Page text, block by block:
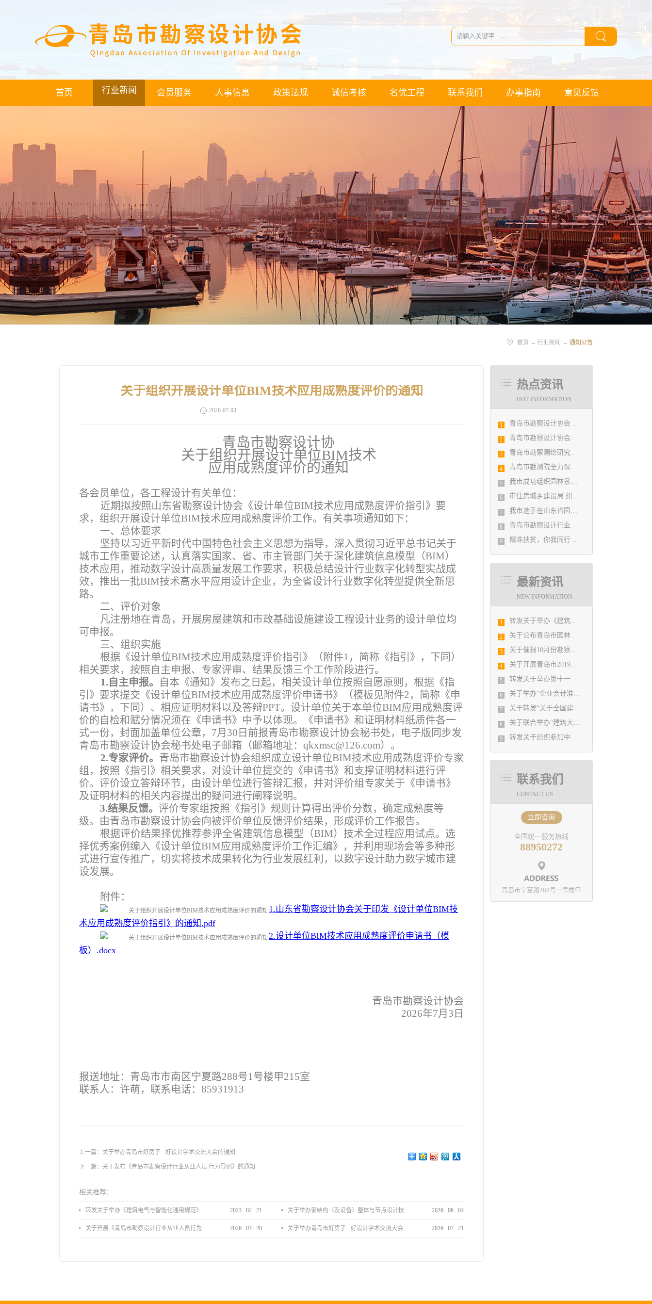
首页 行业新闻 会员服务 人事信息 政策法规 诚信考核 名优工程 联系我们 办事指南 意见反馈
首页 → 行业新闻 → 通知公告
热点资讯
HOT INFORMATION
1 青岛市勘察设计协会 第五届二次会员代表大会纪要
2 青岛市勘察设计协会党支部召开党史学习教育专题组织生活会
3 青岛市勘察测绘研究院参加第29届国际制图大会并荣获3项国际大奖
4 青岛市勘测院全力保障自然灾害普查区县级质检汇交工作
5 我市成功组织园林景观设计创意职业技能竞赛
6 市住房城乡建设局 组织设计人员能力提升培训会
7 我市选手在山东省园林景观设计创意职业技能竞赛中勇夺佳绩
8 青岛市勘察设计行业民事纠纷调解协调中心正式揭牌成立
9 精准扶贫，你我同行 ——协会荣获全市2018年度脱贫攻坚和扶贫协作先进集体
最新资讯
NEW INFORMATION
1 转发关于举办《建筑电气与智能化通用规范》 GB55024-2022公益宣贯的通知
2 关于公布青岛市园林景观设计创意职业技能选拔赛获奖结果的通知
3 关于催报10月份勘察设计经济形势月报的通知
4 关于开展青岛市2019年度勘察设计行业 优秀企业、优秀企业管理者、先进工作者 评选活动的通知
5 转发关于举办第十一届“创新杯”建筑信息模 型（BIM）应用大赛的通知
6 关于举办“企业会计准则新变化与税收新政策解读、工程勘察设计企业最新会计准则实务操作与税务全面筹划培训班”的通知
7 关于转发“关于全国建筑设计行业创新创优学术峰会的通知” 的通知
8 关于联合举办“建筑大家学术报告会、青年建筑师设计专场报告会等系列学术活动的通知
9 转发关于组织参加中设协“《建筑隔震设计标准》宣贯暨建筑抗震设计新技术及疑难问题解析培训班”的通知
联系我们
CONTACT US
立即咨询
全国统一服务热线
88950272
青岛市宁夏路288号一号楼甲
关于组织开展设计单位BIM技术应用成熟度评价的通知
2026-07-03
青岛市勘察设计协
关于组织开展设计单位BIM技术
应用成熟度评价的通知
各会员单位，各工程设计有关单位：
近期拟按照山东省勘察设计协会《设计单位BIM技术应用成熟度评价指引》要
求，组织开展设计单位BIM技术应用成熟度评价工作。有关事项通知如下：
一、总体要求
坚持以习近平新时代中国特色社会主义思想为指导，深入贯彻习近平总书记关于
城市工作重要论述，认真落实国家、省、市主管部门关于深化建筑信息模型（BIM）
技术应用，推动数字设计高质量发展工作要求，积极总结设计行业数字化转型实战成
效，推出一批BIM技术高水平应用设计企业，为全省设计行业数字化转型提供全新思
路。
二、评价对象
凡注册地在青岛，开展房屋建筑和市政基础设施建设工程设计业务的设计单位均
可申报。
三、组织实施
根据《设计单位BIM技术应用成熟度评价指引》（附件1，简称《指引》，下同）
相关要求，按照自主申报、专家评审、结果反馈三个工作阶段进行。
1.自主申报。
自本《通知》发布之日起，相关设计单位按照自愿原则，根据《指
引》要求提交《设计单位BIM技术应用成熟度评价申请书》（模板见附件2，简称《申
请书》，下同）、相应证明材料以及答辩PPT。设计单位关于本单位BIM应用成熟度评
价的自检和赋分情况须在《申请书》中予以体现。《申请书》和证明材料纸质件各一
式一份，封面加盖单位公章，7月30日前报青岛市勘察设计协会秘书处，电子版同步发
青岛市勘察设计协会秘书处电子邮箱（邮箱地址：qkxmsc@126.com）。
2.专家评价。 青岛市勘察设计协会组织成立设计单位BIM技术应用成熟度评价专家
组，按照《指引》相关要求，对设计单位提交的《申请书》和支撑证明材料进行评
价。评价设立答辩环节，由设计单位进行答辩汇报，并对评价组专家关于《申请书》
及证明材料的相关内容提出的疑问进行阐释说明。
3.结果反馈。 评价专家组按照《指引》规则计算得出评价分数，确定成熟度等
级。由青岛市勘察设计协会向被评价单位反馈评价结果，形成评价工作报告。
根据评价结果择优推荐参评全省建筑信息模型（BIM）技术全过程应用试点。选
择优秀案例编入《设计单位BIM应用成熟度评价工作汇编》，并利用现场会等多种形
式进行宣传推广，切实将技术成果转化为行业发展红利，以数字设计助力数字城市建
设发展。
附件：
1.山东省勘察设计协会关于印发《设计单位BIM技
术应用成熟度评价指引》的通知.pdf
2.设计单位BIM技术应用成熟度评价申请书（模
板）.docx
青岛市勘察设计协会
2026年7月3日
报送地址：青岛市市南区宁夏路288号1号楼甲215室
联系人：许萌，联系电话：85931913
上一篇： 关于举办青岛市好房子 · 好设计学术交流大会的通知
下一篇： 关于发布《青岛市勘察设计行业从业人员 行为导则》的通知
相关推荐：
转发关于举办《建筑电气与智能化通用规范》 GB55024-2022公益宣贯的通知 2023 02 21 关于举办钢结构（及设备）整体与节点设计技术分享会的通知 2026 08 04
关于开展《青岛市勘察设计行业从业人员行为导则》、《青岛市住宅工程设计审查品质提升指引（2026版）》宣贯活动的通知 2026 07 28 关于举办青岛市好房子 · 好设计学术交流大会的通知 2026 07 21